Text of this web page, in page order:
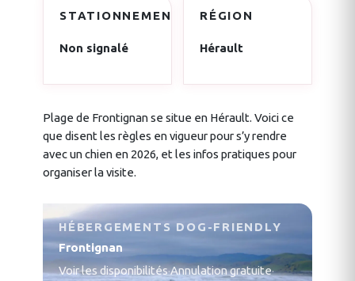
STATIONNEMENT
Non signalé
RÉGION
Hérault
Plage de Frontignan se situe en Hérault. Voici ce
que disent les règles en vigueur pour s’y rendre
avec un chien en 2026, et les infos pratiques pour
organiser la visite.
HÉBERGEMENTS DOG-FRIENDLY
Frontignan
Voir les disponibilités·Annulation gratuite·